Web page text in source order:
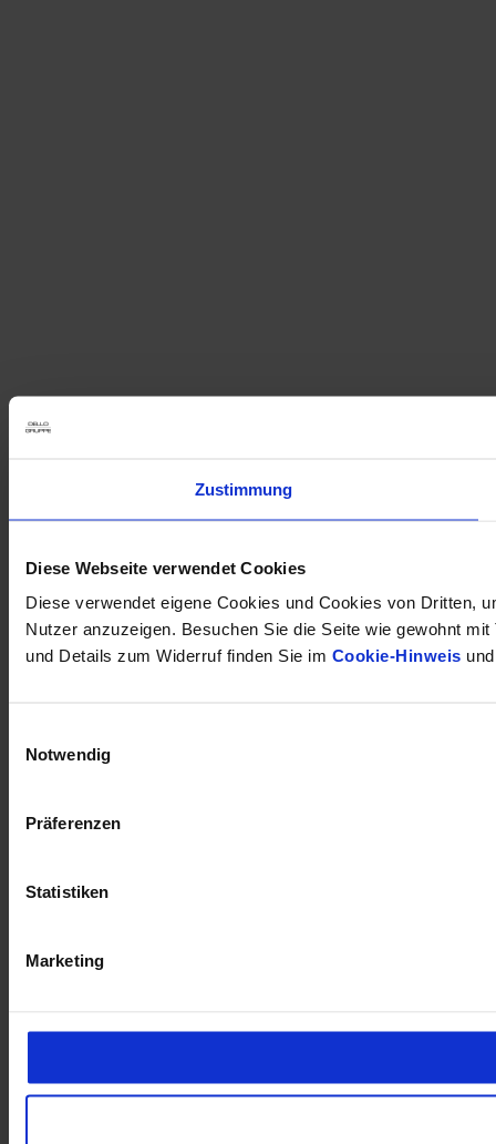
Zustimmung
Diese Webseite verwendet Cookies
Diese verwendet eigene Cookies und Cookies von Dritten,
Nutzer anzuzeigen. Besuchen Sie die Seite wie gewohnt
und Details zum Widerruf finden Sie im Cookie-Hinweis
Notwendig
Präferenzen
Statistiken
Marketing